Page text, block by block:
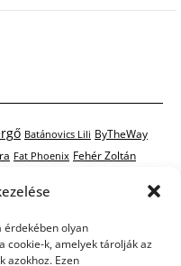
érdekében olyan
cookie-k, amelyek tárolják az
azokhoz. Ezen
Batánovics Lili ByTheWay
Fat Phoenix Fehér Zoltán
Stone
mentor Muri Enikő
RTL Klub